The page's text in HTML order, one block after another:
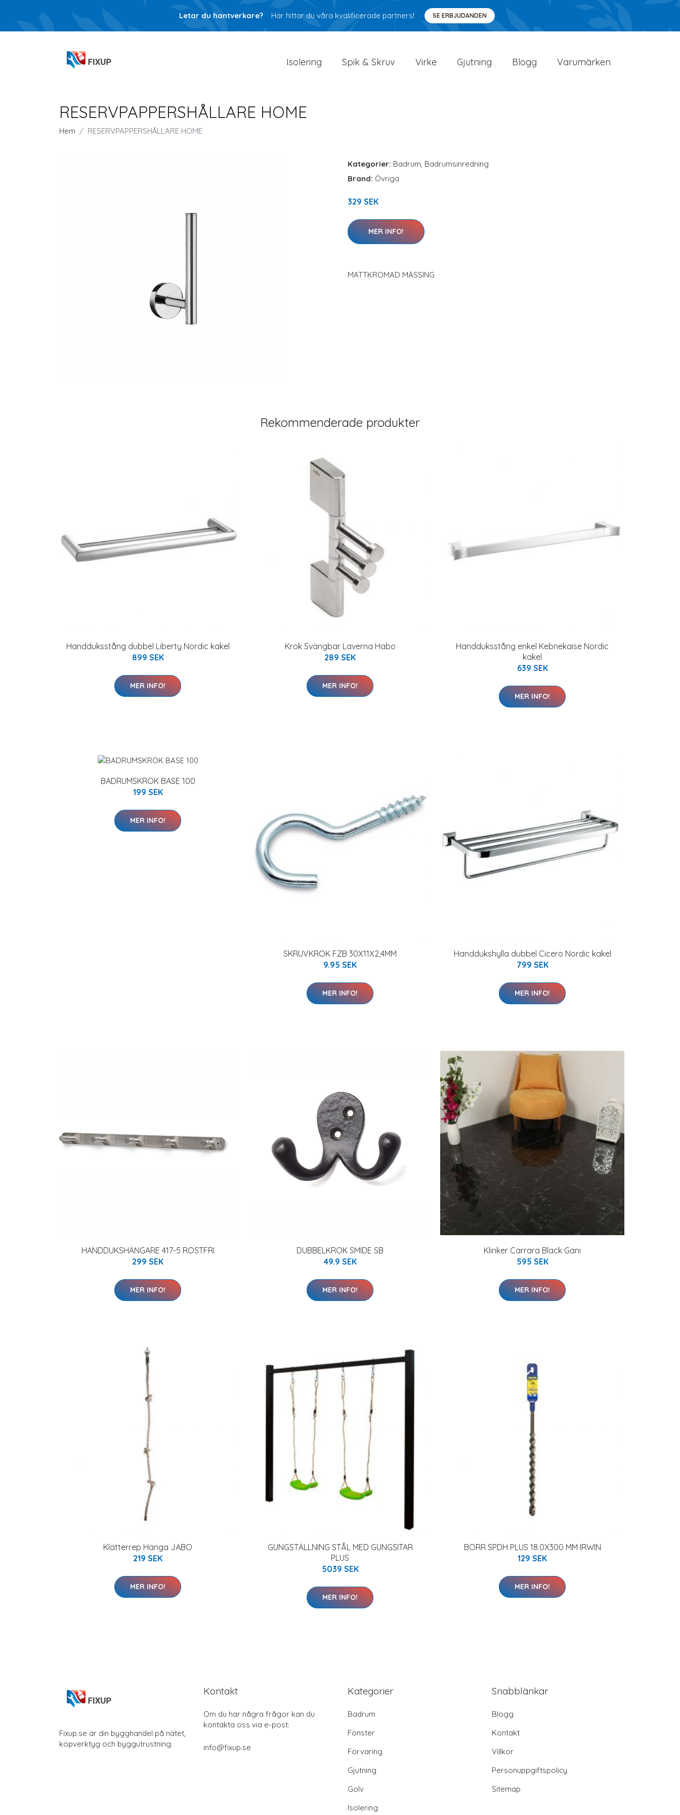
Letar du hantverkare? Här hittar du våra kvalificerade partners! SE ERBJUDANDEN
Isolering Spik & Skruv Virke Gjutning Blogg Varumärken
RESERVPAPPERSHÅLLARE HOME
Hem RESERVPAPPERSHÅLLARE HOME
Kategorier: Badrum, Badrumsinredning
Brand: Övriga
329 SEK
MER INFO!
MATTKROMAD MÄSSING
Rekommenderade produkter
Handduksstång dubbel Liberty Nordic kakel
899 SEK
MER INFO!
Krok Svängbar Laverna Habo
289 SEK
MER INFO!
Handduksstång enkel Kebnekaise Nordic
kakel
639 SEK
MER INFO!
BADRUMSKROK BASE 100
199 SEK
MER INFO!
SKRUVKROK FZB 30X11X2,4MM
9.95 SEK
MER INFO!
Handdukshylla dubbel Cicero Nordic kakel
799 SEK
MER INFO!
HANDDUKSHÄNGARE 417-5 ROSTFRI
299 SEK
MER INFO!
DUBBELKROK SMIDE SB
49.9 SEK
MER INFO!
Klinker Carrara Black Gani
595 SEK
MER INFO!
Klätterrep Hänga JABO
219 SEK
MER INFO!
GUNGSTÄLLNING STÅL MED GUNGSITAR
PLUS
5039 SEK
MER INFO!
BORR SPDH PLUS 18.0X300 MM IRWIN
129 SEK
MER INFO!
Fixup.se är din bygghandel på nätet,
köpverktyg och byggutrustning.
Kontakt
Om du har några frågor kan du
kontakta oss via e-post:
info@fixup.se
Kategorier
Badrum
Fönster
Förvaring
Gjutning
Golv
Isolering
Snabblänkar
Blogg
Kontakt
Villkor
Personuppgiftspolicy
Sitemap